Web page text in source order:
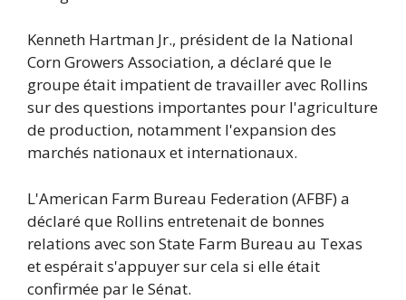
Kenneth Hartman Jr., président de la National
Corn Growers Association, a déclaré que le
groupe était impatient de travailler avec Rollins
sur des questions importantes pour l'agriculture
de production, notamment l'expansion des
marchés nationaux et internationaux.
L'American Farm Bureau Federation (AFBF) a
déclaré que Rollins entretenait de bonnes
relations avec son State Farm Bureau au Texas
et espérait s'appuyer sur cela si elle était
confirmée par le Sénat.